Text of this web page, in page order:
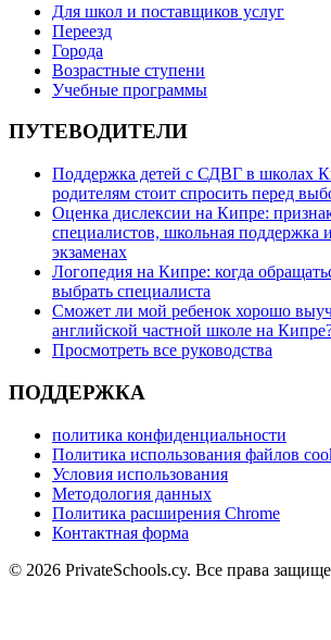
Для школ и поставщиков услуг
Переезд
Города
Возрастные ступени
Учебные программы
ПУТЕВОДИТЕЛИ
Поддержка детей с СДВГ в школах
родителям стоит спросить перед
Оценка дислексии на Кипре:
специалистов, школьная поддержка
экзаменах
Логопедия на Кипре: когда
выбрать специалиста
Сможет ли мой ребенок хорошо
английской частной школе на
Просмотреть все руководства
ПОДДЕРЖКА
политика конфиденциальности
Политика использования файлов
Условия использования
Методология данных
Политика расширения Chrome
Контактная форма
© 2026 PrivateSchools.cy. Все права